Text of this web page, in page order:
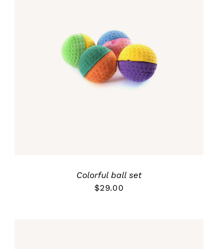
Rated5.00
out of 5
ADD TO CART
/
Colorful ball set
$29.00